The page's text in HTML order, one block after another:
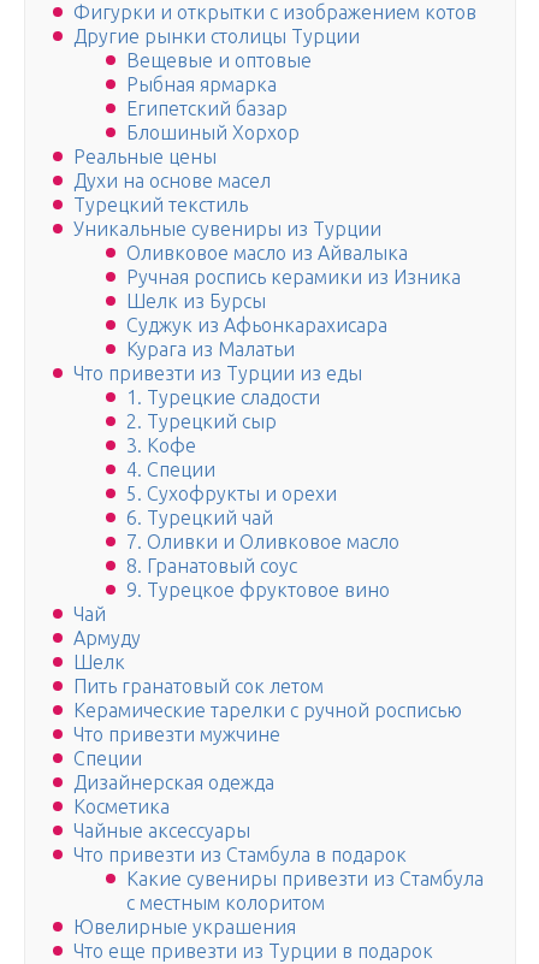
Фигурки и открытки с изображением котов
Другие рынки столицы Турции
Вещевые и оптовые
Рыбная ярмарка
Египетский базар
Блошиный Хорхор
Реальные цены
Духи на основе масел
Турецкий текстиль
Уникальные сувениры из Турции
Оливковое масло из Айвалыка
Ручная роспись керамики из Изника
Шелк из Бурсы
Суджук из Афьонкарахисара
Курага из Малатьи
Что привезти из Турции из еды
1. Турецкие сладости
2. Турецкий сыр
3. Кофе
4. Специи
5. Сухофрукты и орехи
6. Турецкий чай
7. Оливки и Оливковое масло
8. Гранатовый соус
9. Турецкое фруктовое вино
Чай
Армуду
Шелк
Пить гранатовый сок летом
Керамические тарелки с ручной росписью
Что привезти мужчине
Специи
Дизайнерская одежда
Косметика
Чайные аксессуары
Что привезти из Стамбула в подарок
Какие сувениры привезти из Стамбула
с местным колоритом
Ювелирные украшения
Что еще привезти из Турции в подарок